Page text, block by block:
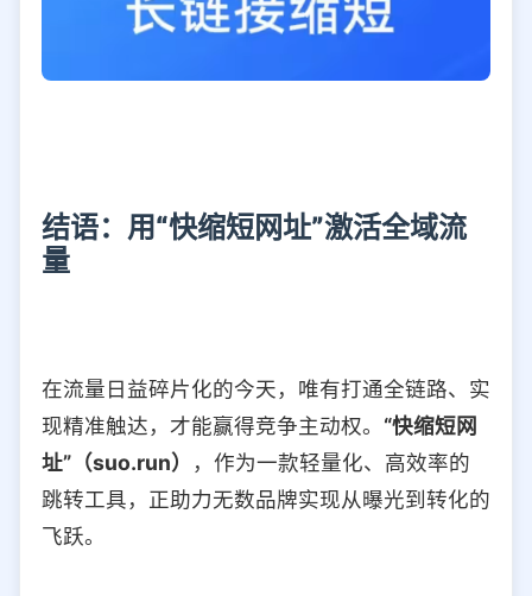
结语：用“快缩短网址”激活全域流
量
在流量日益碎片化的今天，唯有打通全链路、实
现精准触达，才能赢得竞争主动权。 “快缩短网
址”（suo.run）
，作为一款轻量化、高效率的
跳转工具，正助力无数品牌实现从曝光到转化的
飞跃。